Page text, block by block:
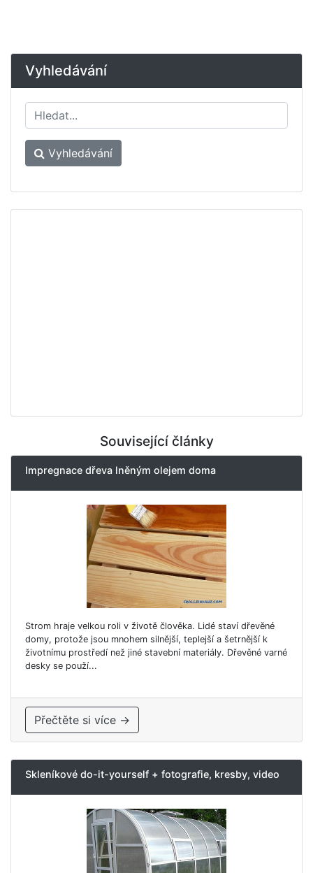
Vyhledávání
Vyhledávání
Související články
Impregnace dřeva lněným olejem doma
Strom hraje velkou roli v životě člověka. Lidé staví dřevěné
domy, protože jsou mnohem silnější, teplejší a šetrnější k
životnímu prostředí než jiné stavební materiály. Dřevěné varné
desky se použí...
Přečtěte si více →
Skleníkové do-it-yourself + fotografie, kresby, video